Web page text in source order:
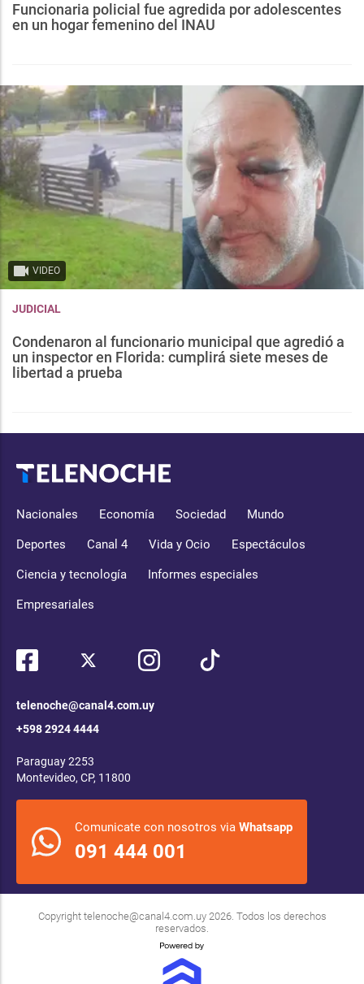
Funcionaria policial fue agredida por adolescentes
en un hogar femenino del INAU
VIDEO
JUDICIAL
Condenaron al funcionario municipal que agredió a
un inspector en Florida: cumplirá siete meses de
libertad a prueba
Nacionales Economía Sociedad Mundo
Deportes Canal 4 Vida y Ocio Espectáculos
Ciencia y tecnología Informes especiales
Empresariales
telenoche@canal4.com.uy
+598 2924 4444
Paraguay 2253
Montevideo, CP, 11800
Comunicate con nosotros via Whatsapp
091 444 001
Copyright telenoche@canal4.com.uy2026. Todos los derechos
reservados.